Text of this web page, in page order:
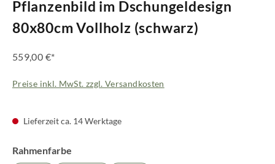
Pflanzenbild im Dschungeldesign
80x80cm Vollholz (schwarz)
559,00 €*
Preise inkl. MwSt. zzgl. Versandkosten
Lieferzeit ca. 14 Werktage
Rahmenfarbe